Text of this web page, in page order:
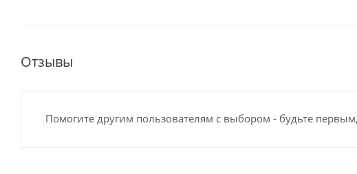
Отзывы
Помогите другим пользователям с выбором - будьте